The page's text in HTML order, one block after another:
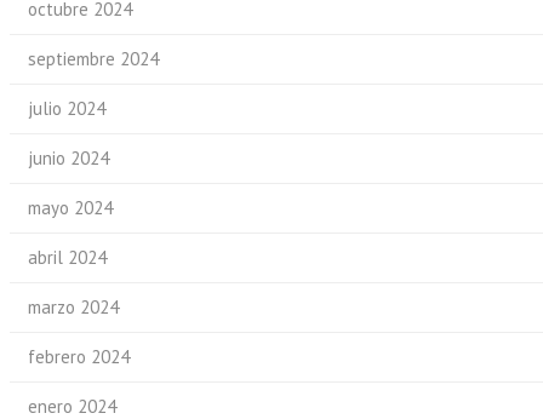
octubre 2024
septiembre 2024
julio 2024
junio 2024
mayo 2024
abril 2024
marzo 2024
febrero 2024
enero 2024